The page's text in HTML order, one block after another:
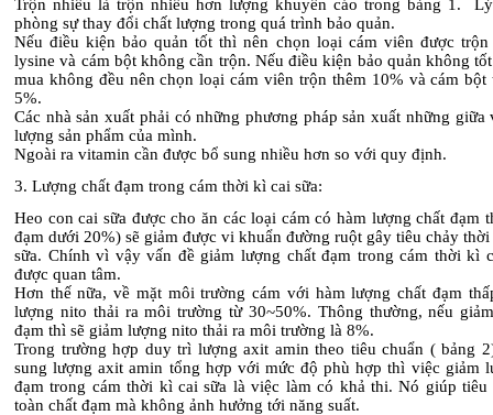
Trộn nhiều là trộn nhiều hơn lượng khuyến cáo trong bảng 1.
phòng sự thay đổi chất lượng trong quá trình bảo quản.
Nếu điều kiện bảo quản tốt thì nên chọn loại cám viên được trộn
lysine và cám bột không cần trộn. Nếu điều kiện bảo quản không
mua không đều nên chọn loại cám viên trộn thêm 10% và cám bột
5%.
Các nhà sản xuất phải có những phương pháp sản xuất những giữa
lượng sản phẩm của mình.
Ngoài ra vitamin cần được bổ sung nhiều hơn so với quy định.
3. Lượng chất đạm trong cám thời kì cai sữa:
Heo con cai sữa được cho ăn các loại cám có hàm lượng chất đạm
đạm dưới 20%) sẽ giảm được vi khuẩn đường ruột gây tiêu chảy
sữa. Chính vì vậy vấn đề giảm lượng chất đạm trong cám thời kì
được quan tâm.
Hơn thế nữa, về mặt môi trường cám với hàm lượng chất đạm
lượng nito thải ra môi trường từ 30~50%. Thông thường, nếu
đạm thì sẽ giảm lượng nito thải ra môi trường là 8%.
Trong trường hợp duy trì lượng axit amin theo tiêu chuẩn ( bảng
sung lượng axit amin tổng hợp với mức độ phù hợp thì việc giảm
đạm trong cám thời kì cai sữa là việc làm có khả thi. Nó giúp tiêu
toàn chất đạm mà không ảnh hưởng tới năng suất.